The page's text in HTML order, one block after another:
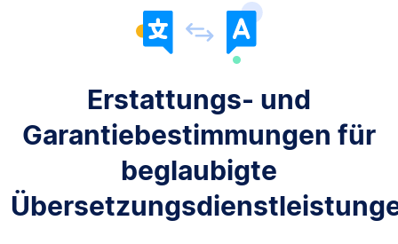
Erstattungs- und
Garantiebestimmungen für
beglaubigte